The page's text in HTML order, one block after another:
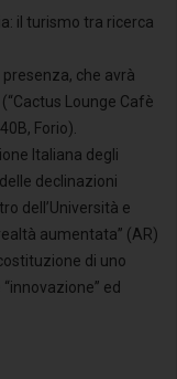
il turismo tra ricerca
che avrà
Lounge Cafè
Forio).
Italiana degli
declinazioni
dell’Università e
aumentata” (AR)
di uno
ed